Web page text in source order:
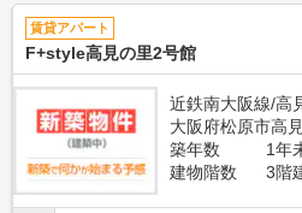
賃貸アパート
F+style高見の里2号館
近鉄南大阪線/高
大阪府松原市高
築年数
1年
建物階数
3階